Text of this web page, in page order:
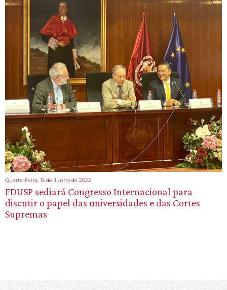
Quarta-Feira, 15 de Junho de 2022
FDUSP sediará Congresso Internacional para
discutir o papel das universidades e das Cortes
Supremas